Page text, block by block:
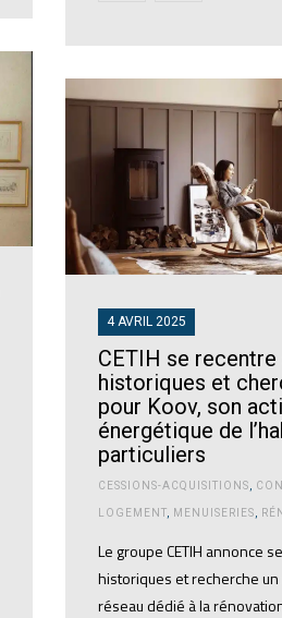
4 AVRIL 2025
CETIH se
historiques et
pour Koov, son
énergétique de
particuliers
CESSIONS-ACQUISITIONS
LOGEMENT, MENUISERIES
Le groupe CETIH annonce
historiques et recherche
réseau dédié à la